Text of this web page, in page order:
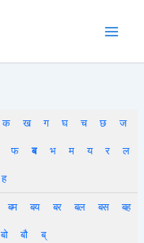
क ख ग घ च छ
ज
फ ब भ म य र
ल
ह
बम बय बर बल बस
बह
बो बौ
ब्